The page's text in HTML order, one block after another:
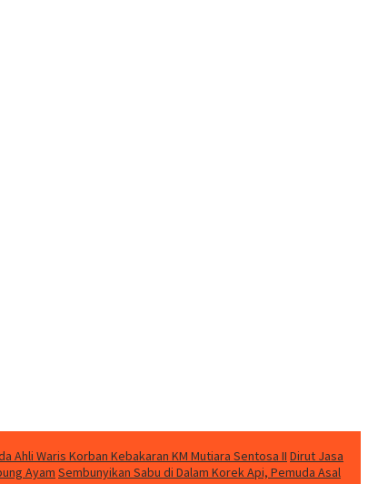
Ahli Waris Korban Kebakaran KM Mutiara Sentosa II Dirut Jasa
Ayam Sembunyikan Sabu di Dalam Korek Api, Pemuda Asal